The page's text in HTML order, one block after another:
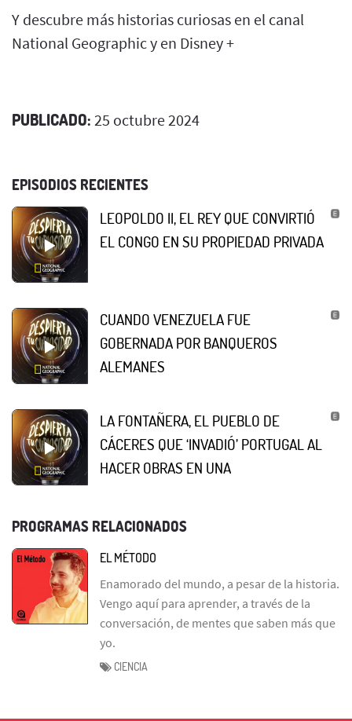
Y descubre más historias curiosas en el canal
National Geographic y en Disney +
PUBLICADO: 25 octubre 2024
EPISODIOS RECIENTES
LEOPOLDO II, EL REY QUE CONVIRTIÓ
EL CONGO EN SU PROPIEDAD PRIVADA
CUANDO VENEZUELA FUE
GOBERNADA POR BANQUEROS
ALEMANES
LA FONTAÑERA, EL PUEBLO DE
CÁCERES QUE ‘INVADIÓ’ PORTUGAL AL
HACER OBRAS EN UNA
PROGRAMAS RELACIONADOS
EL MÉTODO
Enamorado del mundo, a pesar de la historia.
Vengo aquí para aprender, a través de la
conversación, de mentes que saben más que
yo.
CIENCIA